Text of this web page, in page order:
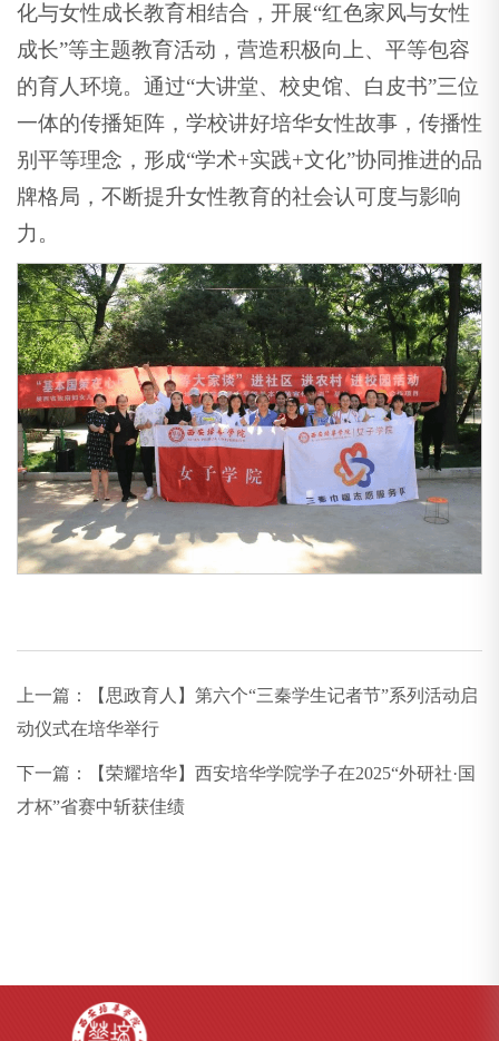
化与女性成长教育相结合，开展“红色家风与女性
成长”等主题教育活动，营造积极向上、平等包容
的育人环境。通过“大讲堂、校史馆、白皮书”三位
一体的传播矩阵，学校讲好培华女性故事，传播性
别平等理念，形成“学术+实践+文化”协同推进的品
牌格局，不断提升女性教育的社会认可度与影响
力。
上一篇：
【思政育人】第六个“三秦学生记者节”系列活动启
动仪式在培华举行
下一篇：
【荣耀培华】西安培华学院学子在2025“外研社·国
才杯”省赛中斩获佳绩